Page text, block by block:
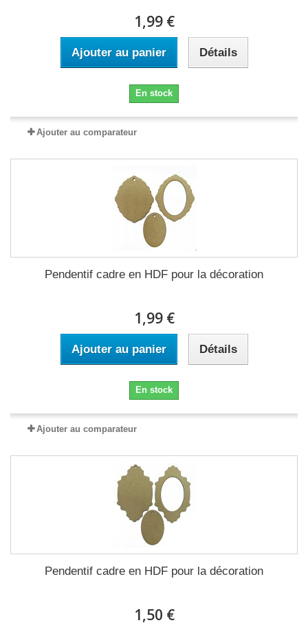
1,99 €
Ajouter au panier Détails
En stock
Ajouter au comparateur
Pendentif cadre en HDF pour la décoration
1,99 €
Ajouter au panier Détails
En stock
Ajouter au comparateur
Pendentif cadre en HDF pour la décoration
1,50 €